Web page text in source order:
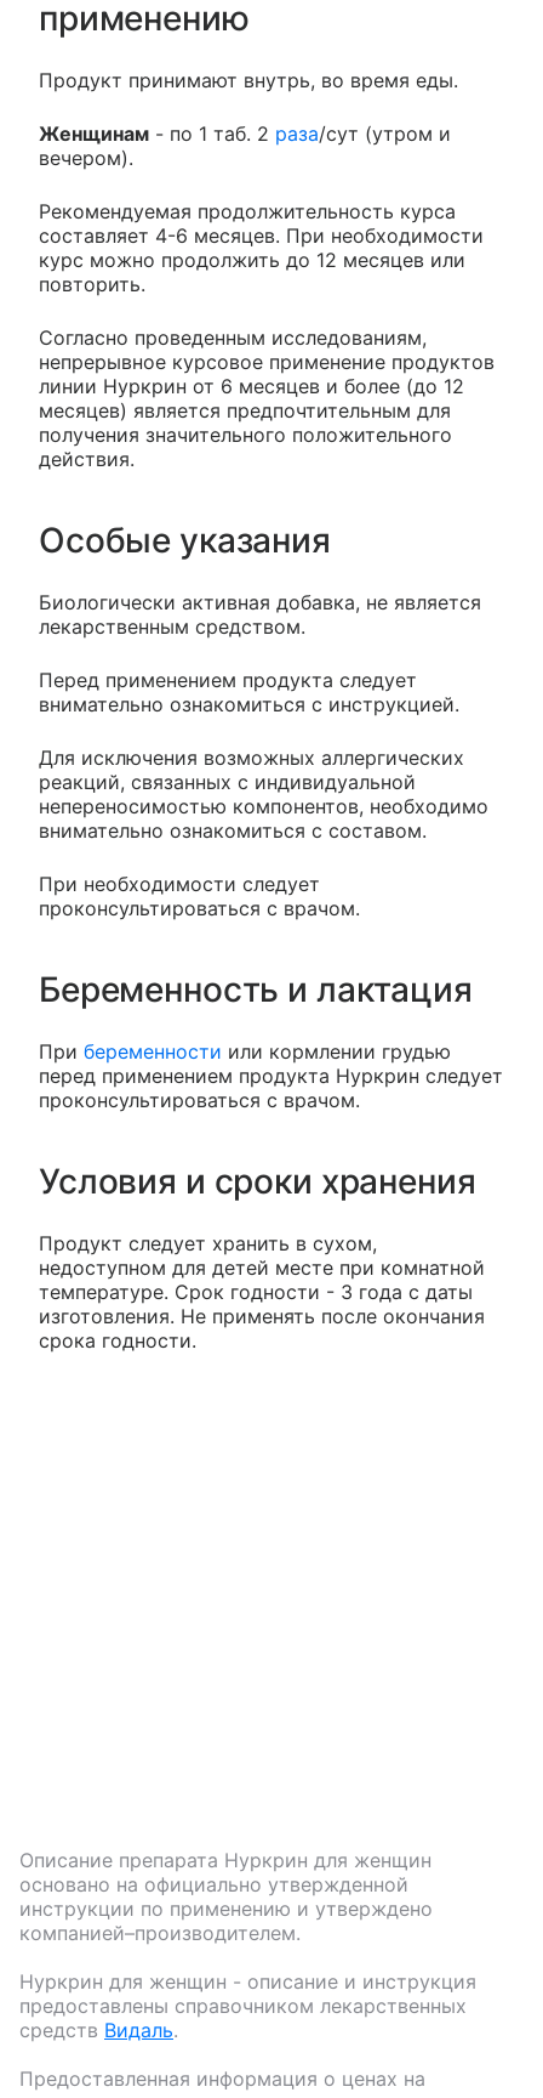
применению
Продукт принимают внутрь, во время еды.
Женщинам - по 1 таб. 2 раза/сут (утром и
вечером).
Рекомендуемая продолжительность курса
составляет 4-6 месяцев. При необходимости
курс можно продолжить до 12 месяцев или
повторить.
Согласно проведенным исследованиям,
непрерывное курсовое применение продуктов
линии Нуркрин от 6 месяцев и более (до 12
месяцев) является предпочтительным для
получения значительного положительного
действия.
Особые указания
Биологически активная добавка, не является
лекарственным средством.
Перед применением продукта следует
внимательно ознакомиться с инструкцией.
Для исключения возможных аллергических
реакций, связанных с индивидуальной
непереносимостью компонентов, необходимо
внимательно ознакомиться с составом.
При необходимости следует
проконсультироваться с врачом.
Беременность и лактация
При беременности или кормлении грудью
перед применением продукта Нуркрин следует
проконсультироваться с врачом.
Условия и сроки хранения
Продукт следует хранить в сухом,
недоступном для детей месте при комнатной
температуре. Срок годности - 3 года с даты
изготовления. Не применять после окончания
срока годности.
Описание препарата Нуркрин для женщин
основано на официально утвержденной
инструкции по применению и утверждено
компанией–производителем.
Нуркрин для женщин - описание и инструкция
предоставлены справочником лекарственных
средств Видаль.
Предоставленная информация о ценах на